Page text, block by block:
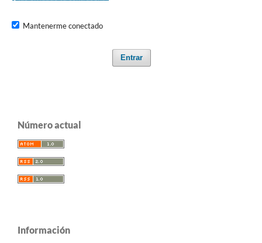
Mantenerme conectado
Entrar
Número actual
Información